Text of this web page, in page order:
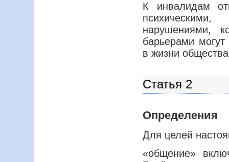
К инвалидам
нарушениями,
барьерами
в жизни
Статья 2
Определения
Для целей
«общение»